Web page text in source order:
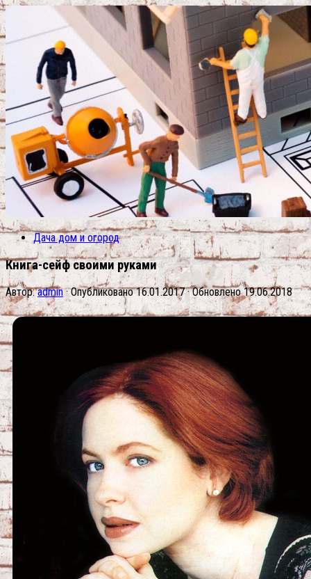
Дача дом и огород
Книга-сейф своими руками
Автор:admin · Опубликовано16.01.2017· Обновлено19.06.2018